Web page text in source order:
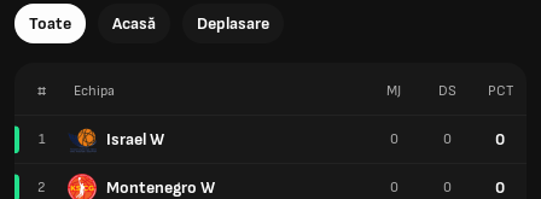
Toate Acasă Deplasare
# Echipa
1 Israel W
2 Montenegro W
MJ DS PCT
0 0 0
0 0 0